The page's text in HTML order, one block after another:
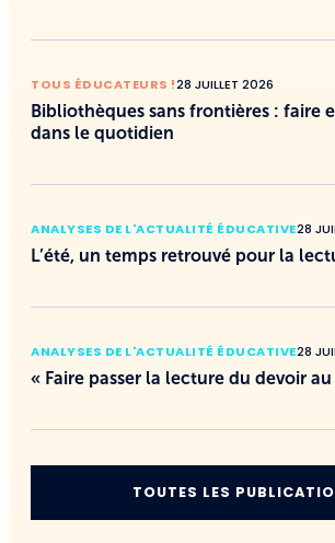
TOUS ÉDUCATEURS !28 JUILLET 2026
Bibliothèques sans frontières : faire
dans le quotidien
ANALYSES DE L'ACTUALITÉ ÉDUCATIVE28
L’été, un temps retrouvé pour la
ANALYSES DE L'ACTUALITÉ ÉDUCATIVE28
« Faire passer la lecture du devoir
TOUTES LES